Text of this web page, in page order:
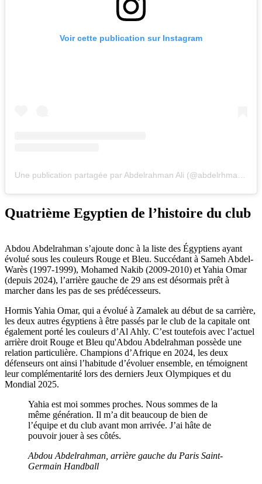
Voir cette publication sur Instagram
Quatrième Egyptien de l’histoire du club
Abdou Abdelrahman s’ajoute donc à la liste des Égyptiens ayant
évolué sous les couleurs Rouge et Bleu. Succédant à Sameh Abdel-
Warès (1997-1999), Mohamed Nakib (2009-2010) et Yahia Omar
(depuis 2024), l’arrière gauche de 29 ans est désormais prêt à
marcher dans les pas de ses prédécesseurs.
Hormis Yahia Omar, qui a évolué à Zamalek au début de sa carrière,
les deux autres égyptiens à être passés par le club de la capitale ont
également porté les couleurs d’Al Ahly. C’est toutefois avec l’actuel
arrière droit Rouge et Bleu qu'Abdou Abdelrahman possède une
relation particulière. Champions d’Afrique en 2024, les deux
défenseurs ont ainsi l’habitude d’évoluer ensemble, en témoignent
leur complémentarité lors des derniers Jeux Olympiques et du
Mondial 2025.
Yahia est moi sommes proches. Nous sommes de la
même génération. Il m’a dit beaucoup de bien de
l’équipe et du club avant mon arrivée. J’ai hâte de
pouvoir jouer à ses côtés.
Abdou Abdelrahman, arrière gauche du Paris Saint-
Germain Handball